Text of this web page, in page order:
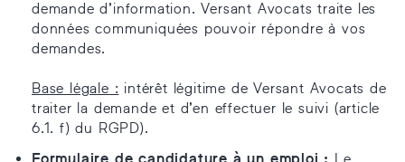
demande d’information. Versant Avocats traite les
données communiquées pouvoir répondre à vos
demandes.
Base légale : intérêt légitime de Versant Avocats de
traiter la demande et d’en effectuer le suivi (article
6.1. f) du RGPD).
Formulaire de candidature à un emploi :